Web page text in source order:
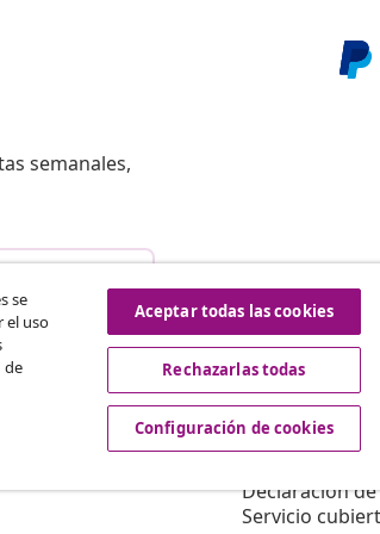
semanales,
vidaXL
Sobre vidaXL
Términos y
Política de
Declaración
Servicio
se
el uso
de
Aceptar todas las cookies
Rechazarlas todas
Configuración de cookies